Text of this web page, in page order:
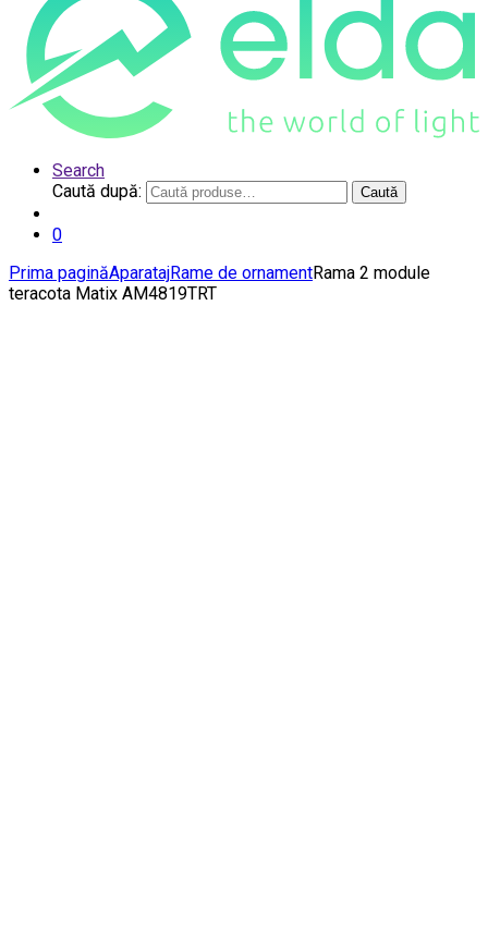
Search
Caută după:
Caută
0
Prima paginăAparatajRame de ornamentRama 2 module
teracota Matix AM4819TRT